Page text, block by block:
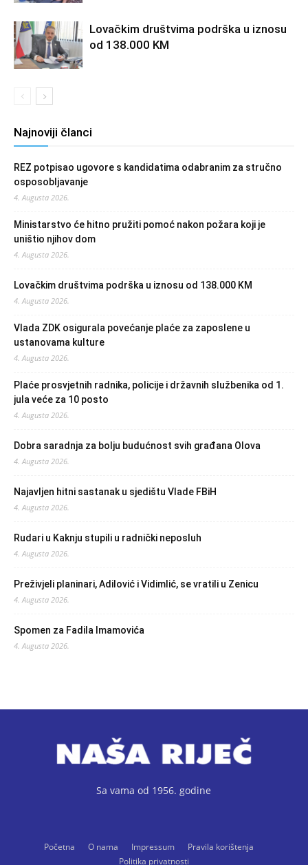
Lovačkim društvima podrška u iznosu
od 138.000 KM
Najnoviji članci
REZ potpisao ugovore s kandidatima odabranim za stručno
osposobljavanje
4. Augusta 2026.
Ministarstvo će hitno pružiti pomoć nakon požara koji je
uništio njihov dom
4. Augusta 2026.
Lovačkim društvima podrška u iznosu od 138.000 KM
4. Augusta 2026.
Vlada ZDK osigurala povećanje plaće za zaposlene u
ustanovama kulture
4. Augusta 2026.
Plaće prosvjetnih radnika, policije i državnih službenika od 1.
jula veće za 10 posto
4. Augusta 2026.
Dobra saradnja za bolju budućnost svih građana Olova
4. Augusta 2026.
Najavljen hitni sastanak u sjedištu Vlade FBiH
4. Augusta 2026.
Rudari u Kaknju stupili u radnički neposluh
4. Augusta 2026.
Preživjeli planinari, Adilović i Vidimlić, se vratili u Zenicu
4. Augusta 2026.
Spomen za Fadila Imamovića
4. Augusta 2026.
Sa vama od 1956. godine
Početna O nama Impressum
Pravila korištenja
Politika privatnosti